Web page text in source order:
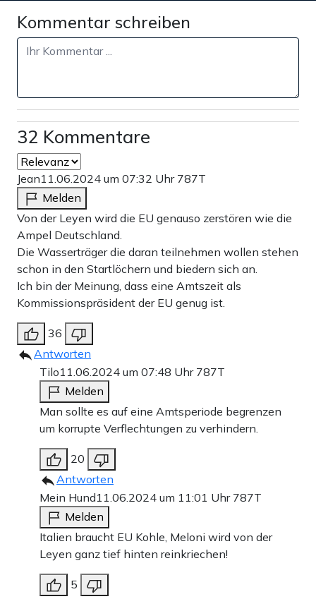
Kommentar schreiben
32 Kommentare
Jean11.06.2024 um 07:32 Uhr 787T
Melden
Von der Leyen wird die EU genauso zerstören wie die
Ampel Deutschland.
Die Wasserträger die daran teilnehmen wollen stehen
schon in den Startlöchern und biedern sich an.
Ich bin der Meinung, dass eine Amtszeit als
Kommissionspräsident der EU genug ist.
36
Antworten
Tilo11.06.2024 um 07:48 Uhr 787T
Melden
Man sollte es auf eine Amtsperiode begrenzen
um korrupte Verflechtungen zu verhindern.
20
Antworten
Mein Hund11.06.2024 um 11:01 Uhr 787T
Melden
Italien braucht EU Kohle, Meloni wird von der
Leyen ganz tief hinten reinkriechen!
5